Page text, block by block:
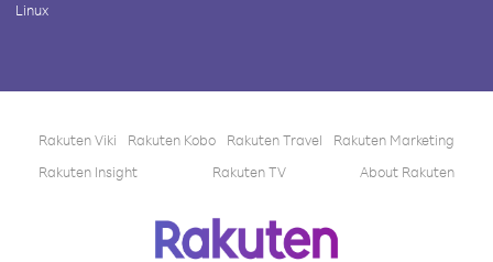
Linux
Rakuten Viki Rakuten Kobo Rakuten Travel
Rakuten Marketing
Rakuten Insight
Rakuten TV About Rakuten